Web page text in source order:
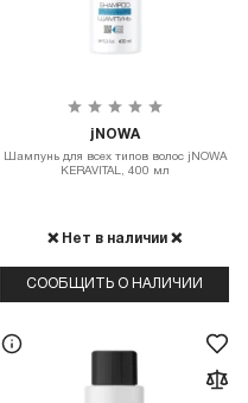
jNOWA
Шампунь для всех типов волос jNOWA
KERAVITAL, 400 мл
❌ Нет в наличии ❌
СООБЩИТЬ О НАЛИЧИИ